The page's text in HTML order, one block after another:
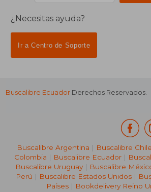
¿Necesitas ayuda?
Ir a Centro de Soporte
Buscalibre Ecuador Derechos Reservados.
Buscalibre Argentina | Buscalibre Chile
Colombia | Buscalibre Ecuador |
Buscalibre Uruguay| Buscalibre
Perú | Buscalibre Estados Unidos|
Países | Bookdelivery Reino